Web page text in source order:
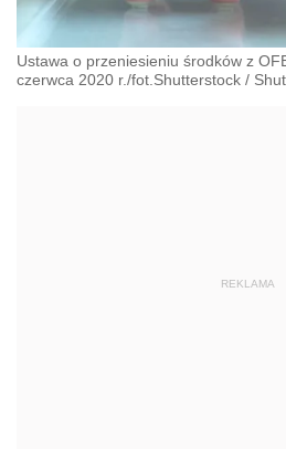
Ustawa o przeniesieniu środków z
czerwca 2020 r./fot.Shutterstock /